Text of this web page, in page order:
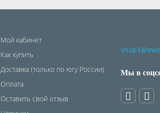
Мой кабинет
Как купить
Доставка (только по югу России)
Оплата
Оставить свой отзыв
Мы в